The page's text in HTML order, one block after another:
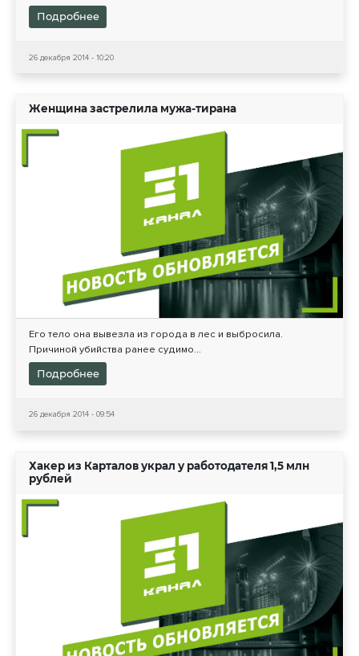
Подробнее
26 декабря 2014 - 10:20
Женщина застрелила мужа-тирана
Его тело она вывезла из города в лес и выбросила.
Причиной убийства ранее судимо...
Подробнее
26 декабря 2014 - 09:54
Хакер из Карталов украл у работодателя 1,5 млн
рублей